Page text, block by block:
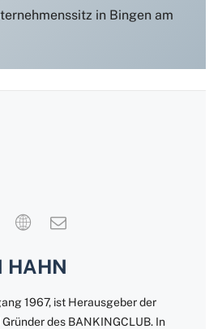
in Bingen am
HAHN
1967, ist Herausgeber der
des BANKINGCLUB. In